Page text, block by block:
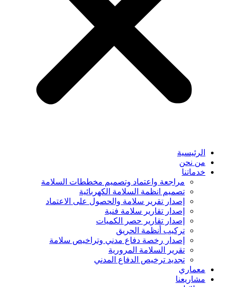
الرئيسية
من نحن
خدماتنا
مراجعة واعتماد وتصميم مخططات السلامة
تصميم انظمة السلامة الكهربائية
إصدار تقرير سلامة والحصول على الاعتماد
إصدار تقارير سلامة فنية
إصدار تقارير حصر الكميات
تركيب أنظمة الحريق
إصدار رخصة دفاع مدني وتراخيص سلامة
تقرير السلامة المرورية
تجديد ترخيص الدفاع المدني
معماري
مشاريعنا